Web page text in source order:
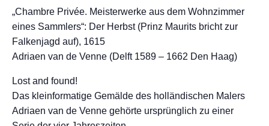
„Chambre Privée. Meisterwerke aus dem Wohnzimmer
eines Sammlers“: Der Herbst (Prinz Maurits bricht zur
Falkenjagd auf), 1615
Adriaen van de Venne (Delft 1589 – 1662 Den Haag)
Lost and found!
Das kleinformatige Gemälde des holländischen Malers
Adriaen van de Venne gehörte ursprünglich zu einer